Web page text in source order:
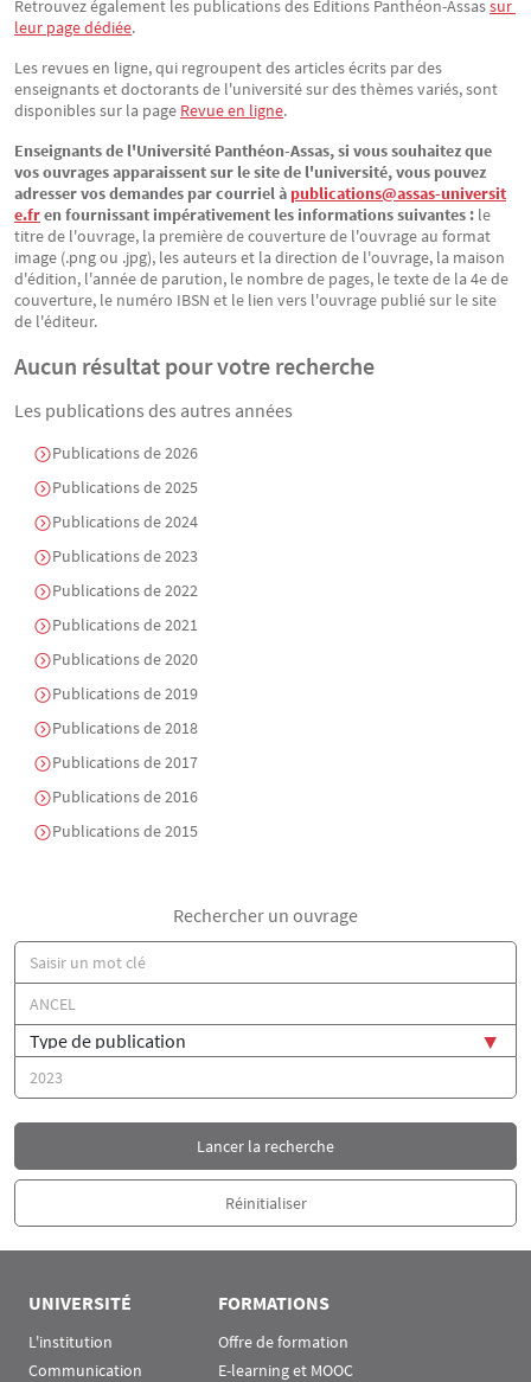
Retrouvez également les publications des Éditions Panthéon-Assassur
leur page dédiée.
Les revues en ligne, qui regroupent des articles écrits par des
enseignants et doctorants de l'université sur des thèmes variés, sont
disponibles sur la page Revue en ligne.
Enseignants de l'Université Panthéon-Assas, si vous souhaitez que
vos ouvrages apparaissent sur le site de l'université, vous pouvez
adresser vos demandes par courriel à publications@assas-universit
e.fren fournissant impérativement les informations suivantes : le
titre de l'ouvrage, la première de couverture de l'ouvrage au format
image (.png ou .jpg), les auteurs et la direction de l'ouvrage, la maison
d'édition, l'année de parution, le nombre de pages, le texte de la 4e de
couverture, le numéro IBSN et le lien vers l'ouvrage publié sur le site
de l'éditeur.
Aucun résultat pour votre recherche
Les publications des autres années
Publications de 2026
Publications de 2025
Publications de 2024
Publications de 2023
Publications de 2022
Publications de 2021
Publications de 2020
Publications de 2019
Publications de 2018
Publications de 2017
Publications de 2016
Publications de 2015
Rechercher un ouvrage
UNIVERSITÉ
L'institution
Communication
FORMATIONS
Offre de formation
E-learning et MOOC